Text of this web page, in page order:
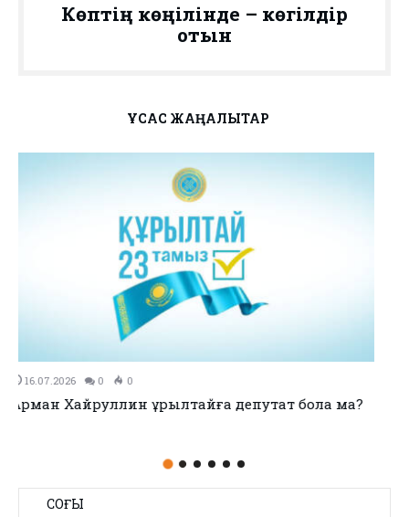
Көптің көңілінде – көгілдір
отын
ҰҚСАС ЖАҢАЛЫҚТАР
11.07.2026 0
no title
СОҢҒЫ